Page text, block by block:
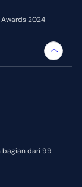
2024
bagian dari 99